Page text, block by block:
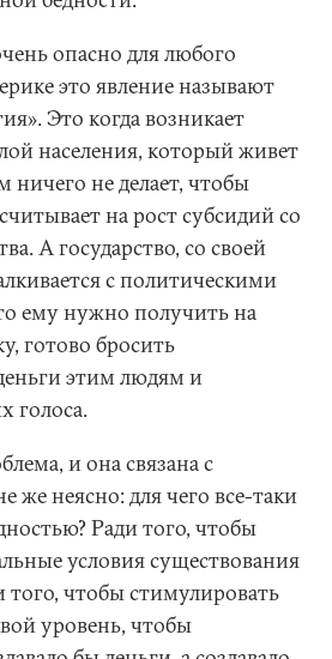
опасно для любого
это явление называют
Это когда возникает
населения, который живет
ничего не делает, чтобы
на рост субсидий со
А государство, со своей
с политическими
ему нужно получить на
готово бросить
этим людям и
голоса.
и она связана с
неясно: для чего все-таки
Ради того, чтобы
условия существования
того, чтобы стимулировать
уровень, чтобы